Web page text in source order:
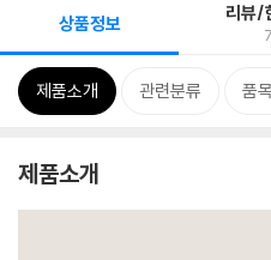
상품정보 리뷰/
7
제품소개 관련분류 품
제품소개